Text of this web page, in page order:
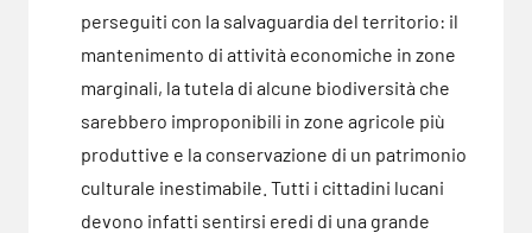
perseguiti con la salvaguardia del territorio: il
mantenimento di attività economiche in zone
marginali, la tutela di alcune biodiversità che
sarebbero improponibili in zone agricole più
produttive e la conservazione di un patrimonio
culturale inestimabile. Tutti i cittadini lucani
devono infatti sentirsi eredi di una grande